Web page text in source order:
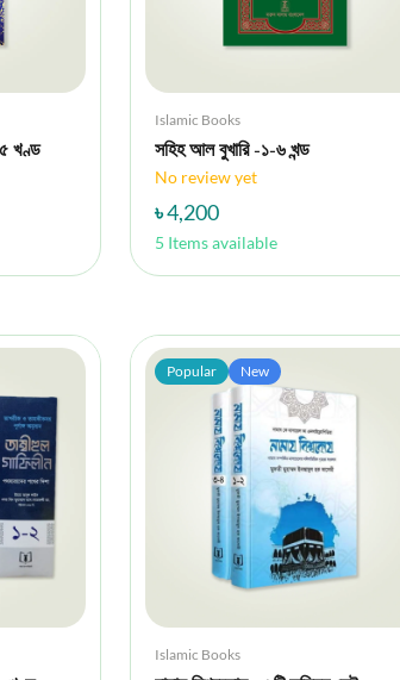
খণ্ড
Islamic Books
সহিহ আল বুখারি -১-৬ খন্ড
No review yet
৳ 4,200
5 Items available
Popular New
Islamic Books